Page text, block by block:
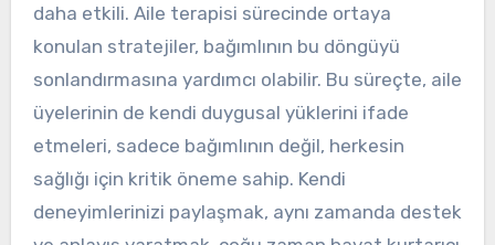
daha etkili. Aile terapisi sürecinde ortaya
konulan stratejiler, bağımlının bu döngüyü
sonlandırmasına yardımcı olabilir. Bu süreçte, aile
üyelerinin de kendi duygusal yüklerini ifade
etmeleri, sadece bağımlının değil, herkesin
sağlığı için kritik öneme sahip. Kendi
deneyimlerinizi paylaşmak, aynı zamanda destek